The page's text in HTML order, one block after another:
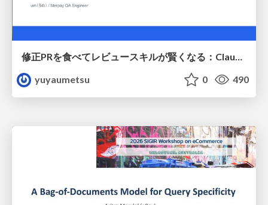
修正PRを食べてレビュースキルが賢くなる：Claude Codeによる自己改善サイクル
yuyaumetsu
0 490